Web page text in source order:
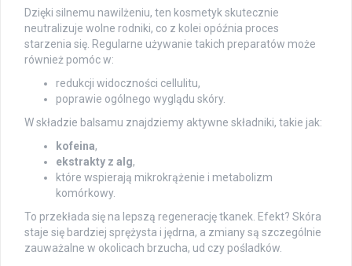
Dzięki silnemu nawilżeniu, ten kosmetyk skutecznie
neutralizuje wolne rodniki, co z kolei opóźnia proces
starzenia się. Regularne używanie takich preparatów może
również pomóc w:
redukcji widoczności cellulitu,
poprawie ogólnego wyglądu skóry.
W składzie balsamu znajdziemy aktywne składniki, takie jak:
kofeina,
ekstrakty z alg,
które wspierają mikrokrążenie i metabolizm
komórkowy.
To przekłada się na lepszą regenerację tkanek. Efekt? Skóra
staje się bardziej sprężysta i jędrna, a zmiany są szczególnie
zauważalne w okolicach brzucha, ud czy pośladków.